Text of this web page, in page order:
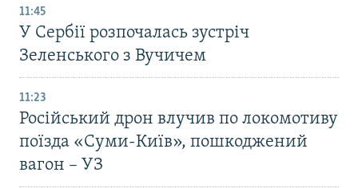
11:45
У Сербії розпочалась зустріч
Зеленського з Вучичем
11:23
Російський дрон влучив по локомотиву
поїзда «Суми-Київ», пошкоджений
вагон – УЗ